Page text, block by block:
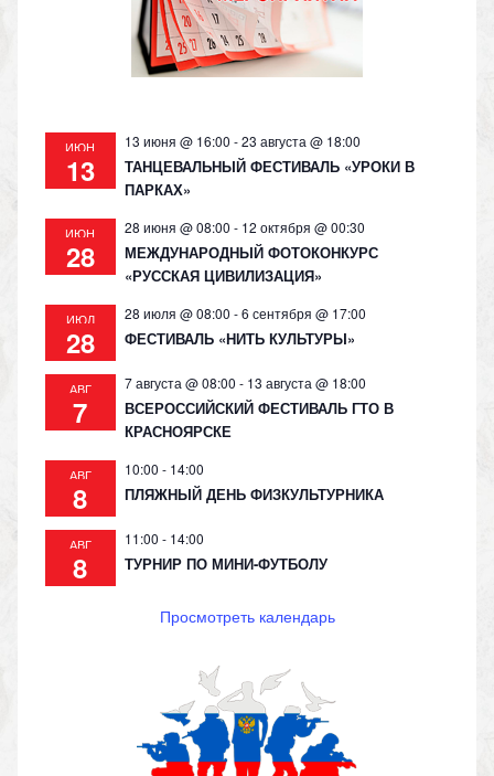
ni
ki
ИЮН
13
13 июня @ 16:00 -23 августа @ 18:00
ТАНЦЕВАЛЬНЫЙ ФЕСТИВАЛЬ «УРОКИ В
ПАРКАХ»
ИЮН
28
28 июня @ 08:00 - 12 октября @ 00:30
МЕЖДУНАРОДНЫЙ ФОТОКОНКУРС
«РУССКАЯ ЦИВИЛИЗАЦИЯ»
ИЮЛ
28
28 июля @ 08:00 -6 сентября @ 17:00
ФЕСТИВАЛЬ «НИТЬ КУЛЬТУРЫ»
АВГ
7
7 августа @ 08:00 - 13 августа @ 18:00
ВСЕРОССИЙСКИЙ ФЕСТИВАЛЬ ГТО В
КРАСНОЯРСКЕ
АВГ
8
10:00 - 14:00
ПЛЯЖНЫЙ ДЕНЬ ФИЗКУЛЬТУРНИКА
АВГ
8
11:00 - 14:00
ТУРНИР ПО МИНИ-ФУТБОЛУ
Просмотреть календарь